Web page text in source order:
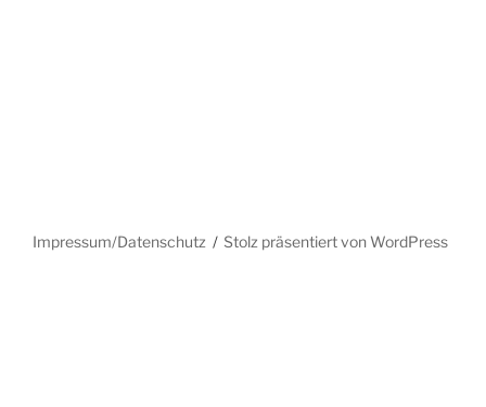
Impressum/Datenschutz Stolz präsentiert von WordPress